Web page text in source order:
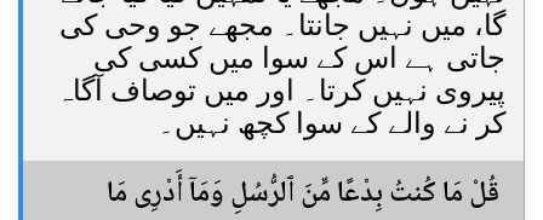
گا، میں نہیں جانتا۔ مجھے جو وحی کی
جاتی ہے اس کے سوا میں کسی کی
پیروی نہیں کرتا۔ اور میں توصاف آگاہ
کر نے والے کے سوا کچھ نہیں۔
قُلْ مَا كُنتُ بِدْعًا مِّنَ ٱلرُّسُلِ وَمَآ أَدْرِى مَا